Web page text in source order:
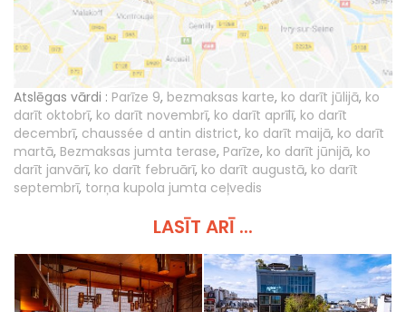
Atslēgas vārdi : Parīze 9, bezmaksas karte, ko darīt jūlijā, ko
darīt oktobrī, ko darīt novembrī, ko darīt aprīlī, ko darīt
decembrī, chaussée d antin district, ko darīt maijā, ko darīt
martā, Bezmaksas jumta terase, Parīze, ko darīt jūnijā, ko
darīt janvārī, ko darīt februārī, ko darīt augustā, ko darīt
septembrī, torņa kupola jumta ceļvedis
LASĪT ARĪ ...